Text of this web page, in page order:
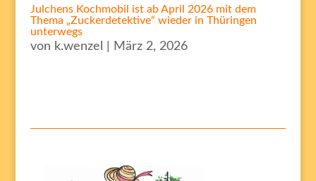
Julchens Kochmobil ist ab April 2026 mit dem
Thema „Zuckerdetektive“ wieder in Thüringen
unterwegs
von k.wenzel März 2, 2026